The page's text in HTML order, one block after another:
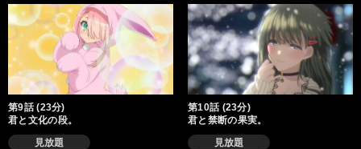
第9話 (23分)
君と文化の段。
見放題
第10話 (23分)
君と禁断の果実。
見放題